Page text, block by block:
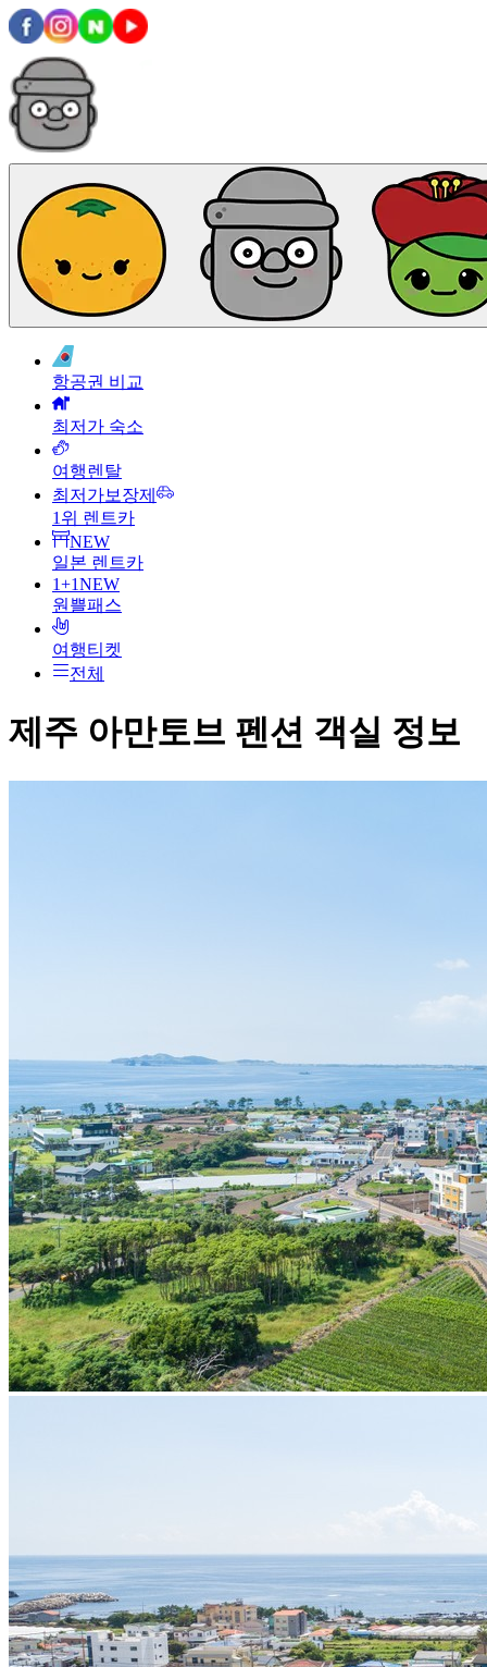
항공권 비교
최저가 숙소
여행렌탈
최저가보장제
1위 렌트카
NEW
일본 렌트카
1+1NEW
원쁠패스
여행티켓
전체
제주 아만토브 펜션 객실 정보